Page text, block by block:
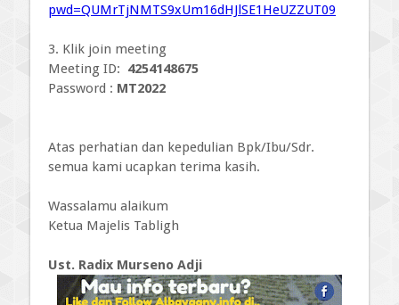
pwd=QUMrTjNMTS9xUm16dHJlSE1HeUZZUT09
3. Klik join meeting
Meeting ID: 4254148675
Password : MT2022
Atas perhatian dan kepedulian Bpk/Ibu/Sdr.
semua kami ucapkan terima kasih.
Wassalamu alaikum
Ketua Majelis Tabligh
Ust. Radix Murseno Adji